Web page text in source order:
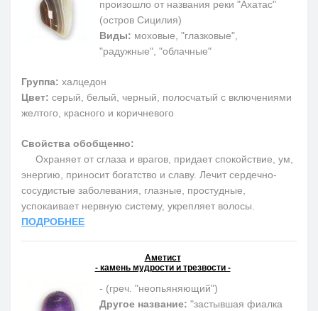
произошло от названия реки "Ахатас"
(остров Сицилия)
Виды: моховые, "глазковые",
"радужные", "облачные"
Группа: халцедон
Цвет: серый, белый, черный, полосчатый с включениями
желтого, красного и коричневого
Свойства обобщенно:
Охраняет от сглаза и врагов, придает спокойствие, ум,
энергию, приносит богатство и славу. Лечит сердечно-
сосудистые заболевания, глазные, простудные,
успокаивает нервную систему, укрепляет волосы.
ПОДРОБНЕЕ
Аметист
- камень мудрости и трезвости -
- (греч. "неопьяняющий")
Другое название: "застывшая фиалка